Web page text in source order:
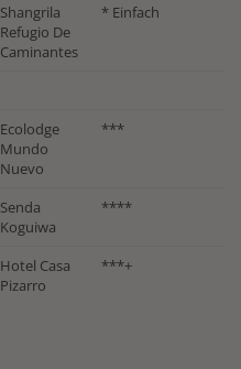
Shangrila
Refugio De
Caminantes
* Einfach
Ecolodge
Mundo
Nuevo
***
Senda
Koguiwa
****
Hotel Casa
Pizarro
***+